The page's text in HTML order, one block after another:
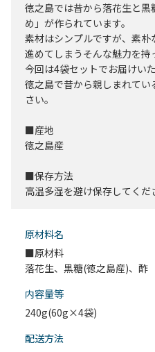
徳之島では昔から落花生と
め」が作られています。
素材はシンプルですが、素
進めてしまうそんな魅力を持
今回は4袋セットでお届けいた
徳之島で昔から親しまれて
さい。
■産地
徳之島産
■保存方法
高温多湿を避け保存してくだ
原材料名
■原材料
落花生、黒糖(徳之島産)、酢
内容量等
240g(60g×4袋)
配送⽅法